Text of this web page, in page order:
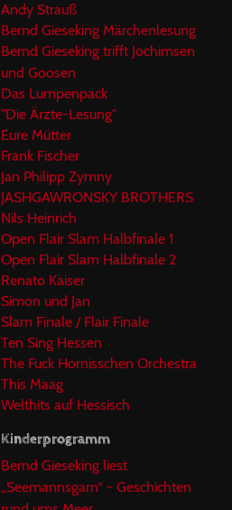
Andy Strauß
Bernd Gieseking Märchenlesung
Bernd Gieseking trifft Jochimsen
und Goosen
Das Lumpenpack
"Die Ärzte-Lesung"
Eure Mütter
Frank Fischer
Jan Philipp Zymny
JASHGAWRONSKY BROTHERS
Nils Heinrich
Open Flair Slam Halbfinale 1
Open Flair Slam Halbfinale 2
Renato Kaiser
Simon und Jan
Slam Finale / Flair Finale
Ten Sing Hessen
The Fuck Hornisschen Orchestra
This Maag
Welthits auf Hessisch
Kinderprogramm
Bernd Gieseking liest
„Seemannsgarn“ - Geschichten